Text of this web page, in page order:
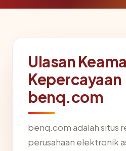
Ulasan
Kepercayaan
benq.com
benq.com adalah situs
perusahaan elektronik